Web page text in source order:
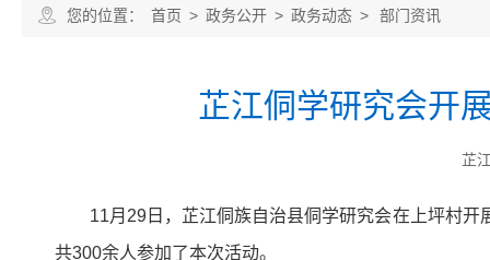
您的位置： 首页 > 政务公开 > 政务动态 > 部门资讯
芷江侗学研究会开
芷
11月29日，芷江侗族自治县侗学研究会在上坪村
共300余人参加了本次活动。